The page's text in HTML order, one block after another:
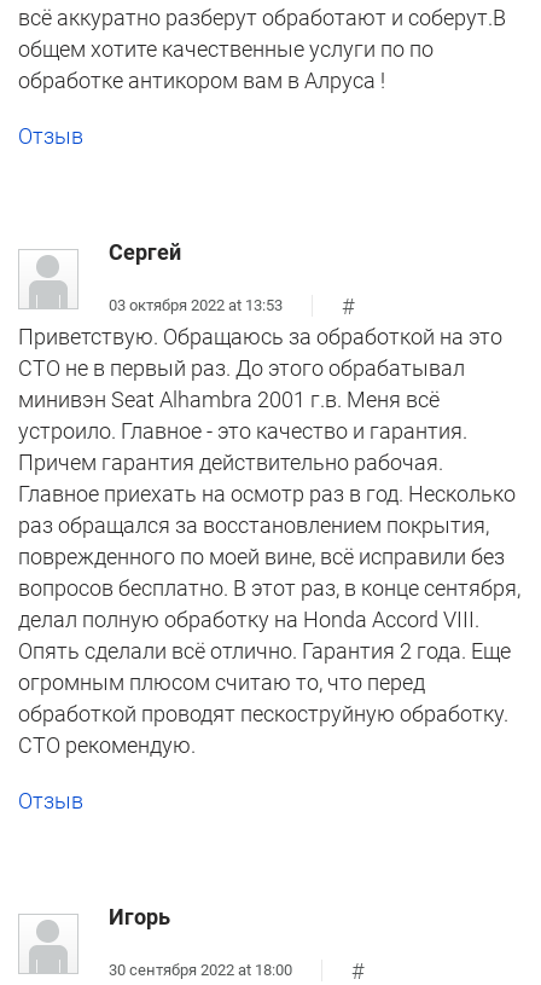
всё аккуратно разберут обработают и соберут.В
общем хотите качественные услуги по по
обработке антикором вам в Алруса !
Отзыв
Сергей
03 октября 2022 at 13:53
#
Приветствую. Обращаюсь за обработкой на это
СТО не в первый раз. До этого обрабатывал
минивэн Seat Alhambra 2001 г.в. Меня всё
устроило. Главное - это качество и гарантия.
Причем гарантия действительно рабочая.
Главное приехать на осмотр раз в год. Несколько
раз обращался за восстановлением покрытия,
поврежденного по моей вине, всё исправили без
вопросов бесплатно. В этот раз, в конце сентября,
делал полную обработку на Honda Accord VIII.
Опять сделали всё отлично. Гарантия 2 года. Еще
огромным плюсом считаю то, что перед
обработкой проводят пескоструйную обработку.
СТО рекомендую.
Отзыв
Игорь
30 сентября 2022 at 18:00 #